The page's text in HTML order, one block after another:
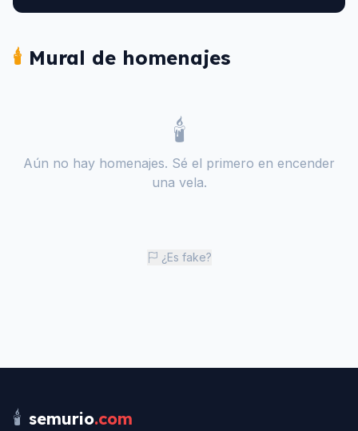
🕯️ Mural de homenajes
🕯️
Aún no hay homenajes. Sé el primero en encender
una vela.
¿Es fake?
🕯️ semurio.com